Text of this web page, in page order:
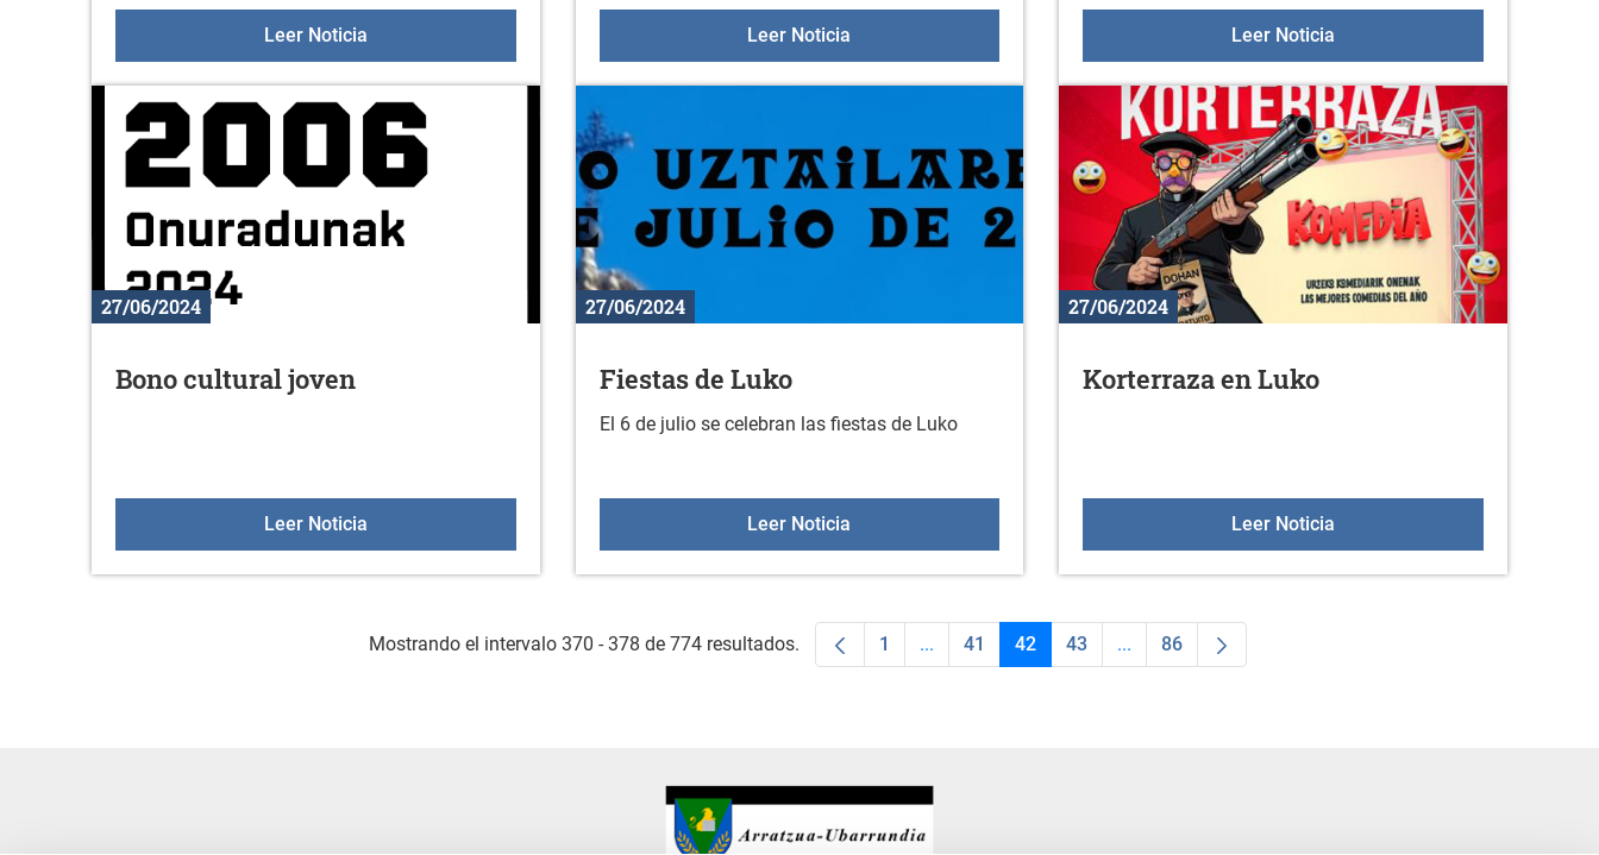
Leer NoticiaKorterraza en Zurbano Leer Noticia Programa de vacaciones para mayores 2024Leer Noticia
27/06/2024
Bono cultural joven
Leer NoticiaBono cultural joven
27/06/2024
Fiestas de Luko
El 6 de julio se celebran las fiestas de Luko
Leer Noticia
27/06/2024
Korterraza en Luko
Leer Noticia
Mostrando el intervalo 370 - 378 de 774 resultados. Página
1 ...Páginas intermedias Use TAB para desplazarse.
Página
41 Página
42 Página
43 ...Páginas intermedias Use TAB para desplazarse.
Página
86